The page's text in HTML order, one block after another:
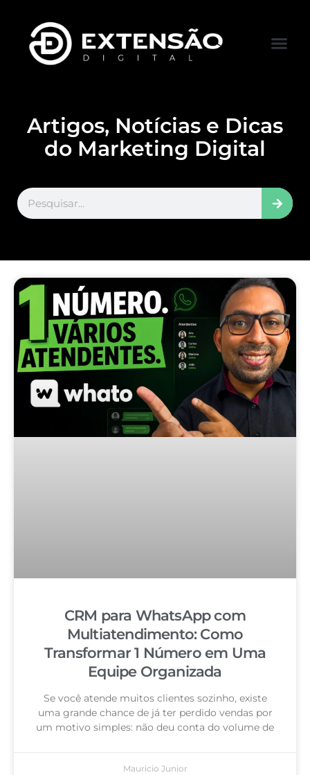
Artigos, Notícias e Dicas
do Marketing Digital
CRM para WhatsApp com
Multiatendimento: Como
Transformar 1 Número em Uma
Equipe Organizada
Se você atende muitos clientes sozinho, existe
uma grande chance de já ter perdido vendas por
um motivo simples: não deu conta do volume de
Mauricio Junior